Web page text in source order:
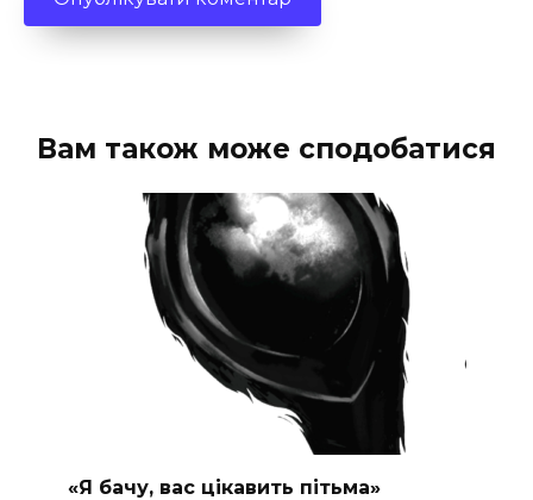
Вам також може сподобатися
«Я бачу, вас цікавить пітьма»